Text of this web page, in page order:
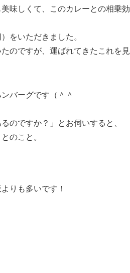
味しくて、このカレーとの相乗効
をいただきました。
のですが、運ばれてきたこれを見
バーグです（＾＾
のですか？」とお伺いすると、
のこと。
りも多いです！